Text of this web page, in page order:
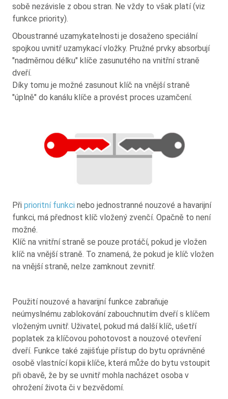
sobě nezávisle z obou stran. Ne vždy to však platí (viz
funkce priority).
Oboustranné uzamykatelnosti je dosaženo speciální
spojkou uvnitř uzamykací vložky. Pružné prvky absorbují
"nadměrnou délku" klíče zasunutého na vnitřní straně
dveří.
Díky tomu je možné zasunout klíč na vnější straně
"úplně" do kanálu klíče a provést proces uzamčení.
Při prioritní funkci nebo jednostranné nouzové a havarijní
funkci, má přednost klíč vložený zvenčí. Opačně to není
možné.
Klíč na vnitřní straně se pouze protáčí, pokud je vložen
klíč na vnější straně. To znamená, že pokud je klíč vložen
na vnější straně, nelze zamknout zevnitř.
Použití nouzové a havarijní funkce zabraňuje
neúmyslnému zablokování zabouchnutím dveří s klíčem
vloženým uvnitř. Uživatel, pokud má další klíč, ušetří
poplatek za klíčovou pohotovost a nouzové otevření
dveří. Funkce také zajišťuje přístup do bytu oprávněné
osobě vlastnící kopii klíče, která může do bytu vstoupit
při obavě, že by se uvnitř mohla nacházet osoba v
ohrožení života či v bezvědomí.